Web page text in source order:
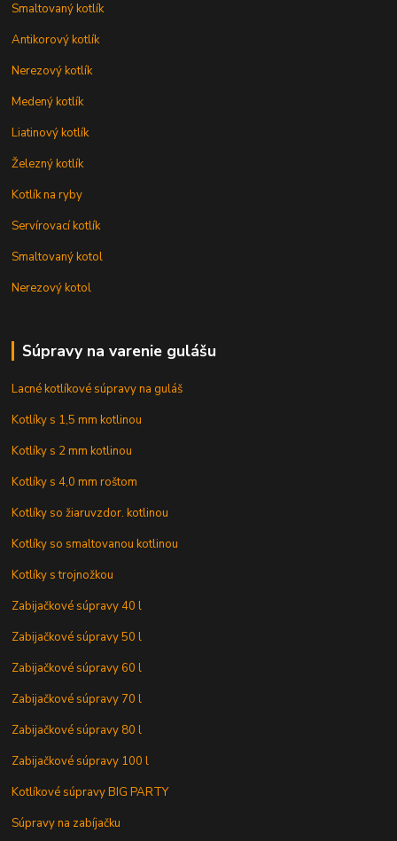
Smaltovaný kotlík
Antikorový kotlík
Nerezový kotlík
Medený kotlík
Liatinový kotlík
Železný kotlík
Kotlík na ryby
Servírovací kotlík
Smaltovaný kotol
Nerezový kotol
Súpravy na varenie gulášu
Lacné kotlíkové súpravy na guláš
Kotlíky s 1,5 mm kotlinou
Kotlíky s 2 mm kotlinou
Kotlíky s 4,0 mm roštom
Kotlíky so žiaruvzdor. kotlinou
Kotlíky so smaltovanou kotlinou
Kotlíky s trojnožkou
Zabijačkové súpravy 40 l
Zabijačkové súpravy 50 l
Zabijačkové súpravy 60 l
Zabijačkové súpravy 70 l
Zabijačkové súpravy 80 l
Zabijačkové súpravy 100 l
Kotlíkové súpravy BIG PARTY
Súpravy na zabíjačku